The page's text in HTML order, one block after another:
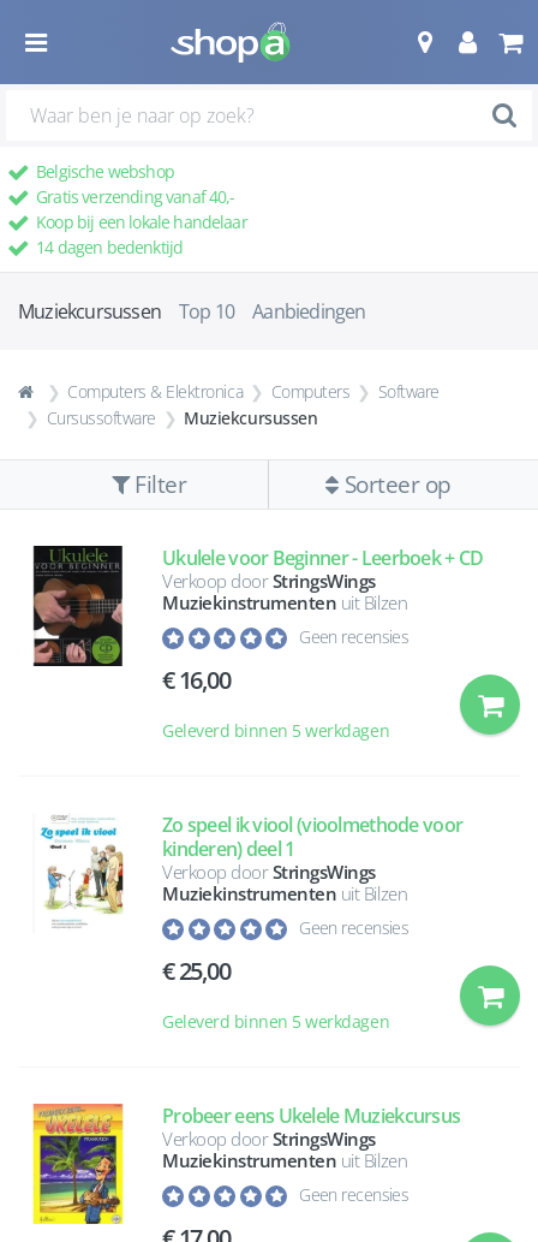
Belgische webshop
Gratis verzending vanaf 40,-
Koop bij een lokale handelaar
14 dagen bedenktijd
Muziekcursussen Top 10 Aanbiedingen
Computers & Elektronica Computers
Software
Cursussoftware
Muziekcursussen
Filter Sorteer op
Ukulele voor Beginner - Leerboek + CD
Verkoop doorStringsWings
Muziekinstrumenten uit Bilzen
Geen recensies
16,00
Geleverd binnen 5 werkdagen
Zo speel ik viool (vioolmethode voor
kinderen) deel 1
Verkoop doorStringsWings
Muziekinstrumenten uit Bilzen
Geen recensies
25,00
Geleverd binnen 5 werkdagen
Probeer eens Ukelele Muziekcursus
Verkoop doorStringsWings
Muziekinstrumenten uit Bilzen
Geen recensies